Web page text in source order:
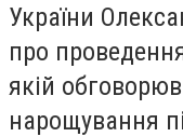
України
про
якій
нарощування